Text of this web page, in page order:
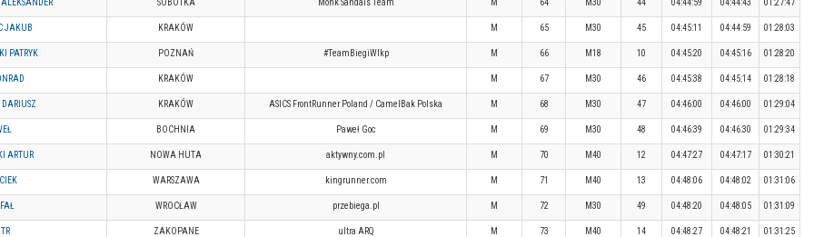
SOBÓTKA Monk Sandals Team M 64 M30 44 04:44:59 04:44:43 01:27:47
JAKUB KRAKÓW M 65 M30 45 04:45:11 04:44:59 01:28:03
PATRYK POZNAŃ #TeamBiegiWlkp M 66 M18 10 04:45:20 04:45:16 01:28:20
KRAKÓW M 67 M30 46 04:45:38 04:45:14 01:28:18
DARIUSZ KRAKÓW ASICS FrontRunner Poland / CamelBak Polska M 68 M30 47 04:46:00 04:46:00 01:29:04
BOCHNIA Paweł Goc M 69 M30 48 04:46:39 04:46:30 01:29:34
ARTUR NOWA HUTA aktywny.com.pl M 70 M40 12 04:47:27 04:47:17 01:30:21
WARSZAWA kingrunner.com M 71 M40 13 04:48:06 04:48:02 01:31:06
WROCŁAW przebiega.pl M 72 M30 49 04:48:20 04:48:05 01:31:09
ZAKOPANE ultra ARQ M 73 M40 14 04:48:27 04:48:21 01:31:25